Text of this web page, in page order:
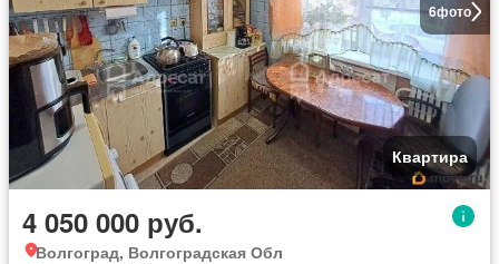
6фото
Квартира
4 050 000 руб.
Волгоград, Волгоградская Обл